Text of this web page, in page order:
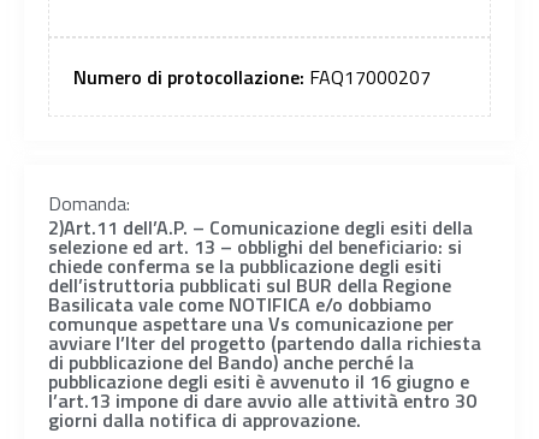
Numero di protocollazione: FAQ17000207
Domanda:
2)Art.11 dell’A.P. – Comunicazione degli esiti della
selezione ed art. 13 – obblighi del beneficiario: si
chiede conferma se la pubblicazione degli esiti
dell’istruttoria pubblicati sul BUR della Regione
Basilicata vale come NOTIFICA e/o dobbiamo
comunque aspettare una Vs comunicazione per
avviare l’Iter del progetto (partendo dalla richiesta
di pubblicazione del Bando) anche perché la
pubblicazione degli esiti è avvenuto il 16 giugno e
l’art.13 impone di dare avvio alle attività entro 30
giorni dalla notifica di approvazione.